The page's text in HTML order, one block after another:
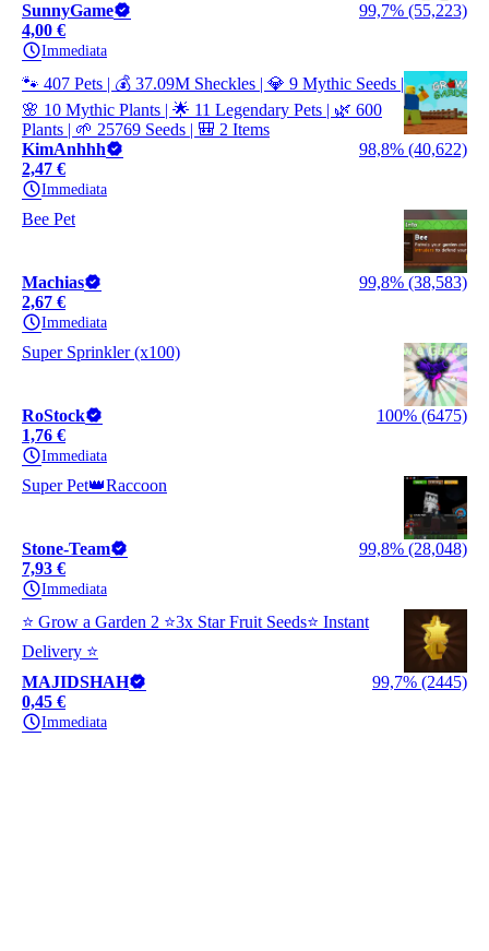
SunnyGame
99,7% (55,223)
4,00 €
Immediata
🐾 407 Pets | 💰 37.09M Sheckles | 💎 9 Mythic Seeds |
🌸 10 Mythic Plants | 🌟 11 Legendary Pets | 🌿 600
Plants | 🌱 25769 Seeds | 🎒 2 Items
KimAnhhh
98,8% (40,622)
2,47 €
Immediata
Bee Pet
Machias
99,8% (38,583)
2,67 €
Immediata
Super Sprinkler (x100)
RoStock
100% (6475)
1,76 €
Immediata
Super Pet👑Raccoon
Stone-Team
99,8% (28,048)
7,93 €
Immediata
⭐ Grow a Garden 2 ⭐3x Star Fruit Seeds⭐ Instant
Delivery ⭐
MAJIDSHAH
99,7% (2445)
0,45 €
Immediata